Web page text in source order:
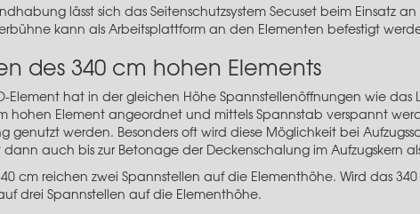
lässt sich das Seitenschutzsystem Secuset beim Einsatz
kann als Arbeitsplattform an den Elementen befestigt
des 340 cm hohen Elements
Element hat in der gleichen Höhe Spannstellenöffnungen wie
hohen Element angeordnet und mittels Spannstab verspannt
genutzt werden. Besonders oft wird diese Möglichkeit bei
auch bis zur Betonage der Deckenschalung im Aufzugskern
cm reichen zwei Spannstellen auf die Elementhöhe. Wird das
drei Spannstellen auf die Elementhöhe.